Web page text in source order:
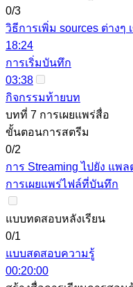
0/3
วิธีการเพิ่ม sources ต่างๆ
18:24
การเริ่มบันทึก
03:38
กิจกรรมท้ายบท
บทที่ 7 การเผยแพร่สื่อ
ขั้นตอนการสตรีม
0/2
การ Streaming ไปยัง แพ
การเผยแพร่ไฟล์ที่บันทึก
แบบทดสอบหลังเรียน
0/1
แบบสดสอบความรู้
00:20:00